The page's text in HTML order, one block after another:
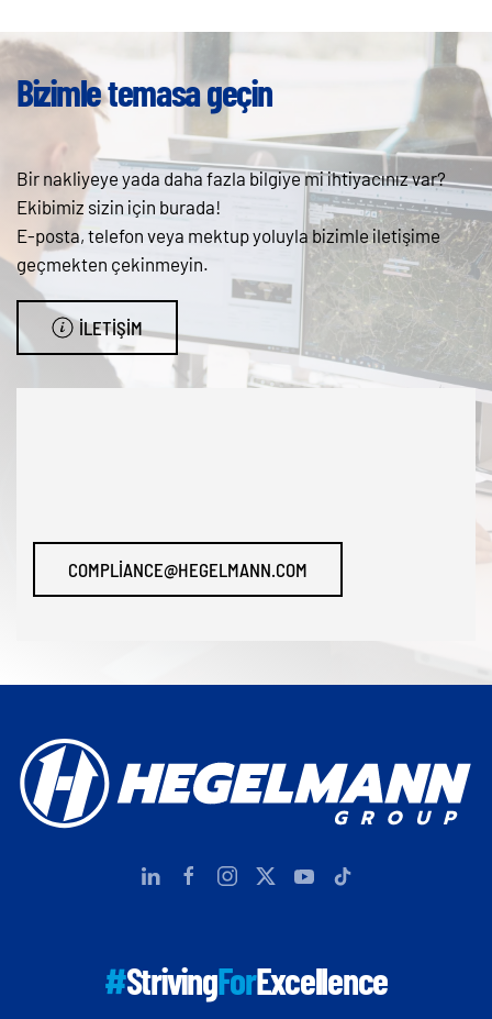
Bizimle temasa geçin
Bir nakliyeye yada daha fazla bilgiye mi ihtiyacınız var?
Ekibimiz sizin için burada!
E-posta, telefon veya mektup yoluyla bizimle iletişime
geçmekten çekinmeyin.
İLETIŞIM
COMPLIANCE@HEGELMANN.COM
#StrivingForExcellence